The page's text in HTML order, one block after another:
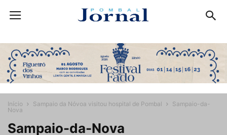
Início Sampaio da Nóvoa visitou hospital de Pombal
Sampaio-da-
Nova
Sampaio-da-Nova